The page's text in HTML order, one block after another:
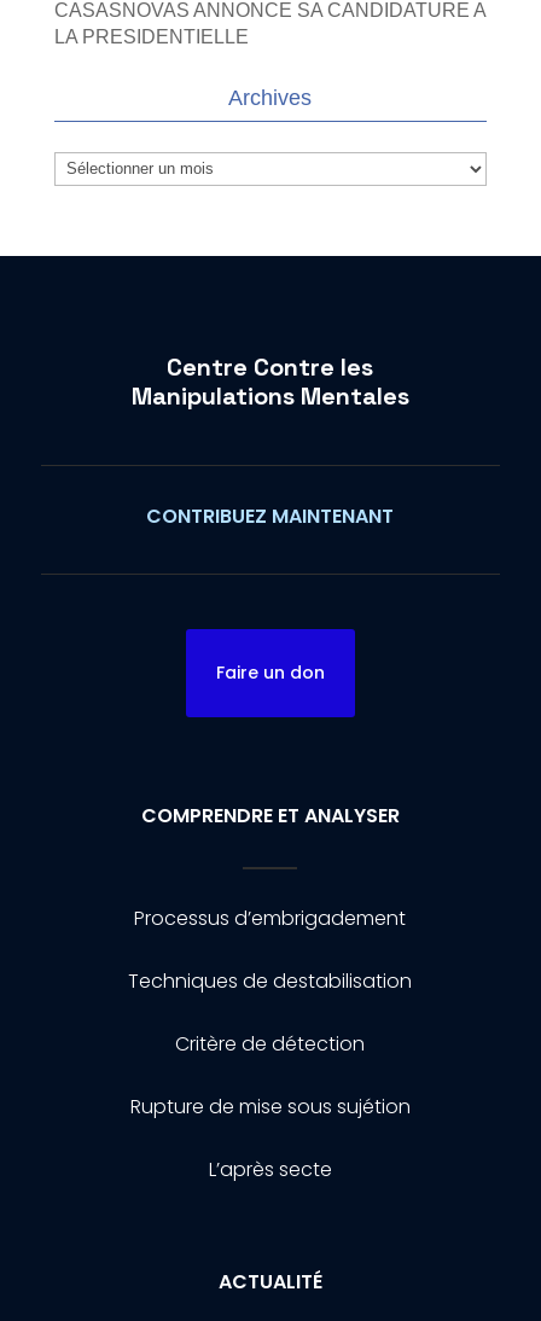
CASASNOVAS ANNONCE SA CANDIDATURE A
LA PRESIDENTIELLE
Archives
Archives
Centre Contre les
Manipulations Mentales
CONTRIBUEZ MAINTENANT
Faire un don
COMPRENDRE ET ANALYSER
Processus d’embrigadement
Techniques de destabilisation
Critère de détection
Rupture de mise sous sujétion
L’après secte
ACTUALITÉ